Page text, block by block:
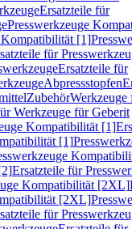
Ersatzteile für
Presswerkzeuge
Kompatibilität [1]
für
Ersatzteile für
Abpressstopfen
ZubehörWerkzeuge
Werkzeuge für Geberit
Kompatibilität [1]
[1]
Ersatzteile für
Kompatibilität [2XL]
[2XL]
für